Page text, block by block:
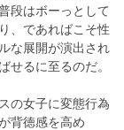
段はボーっとして
、であればこそ性
な展開が演出され
せるに至るのだ。
の女子に変態行為
背徳感を高め